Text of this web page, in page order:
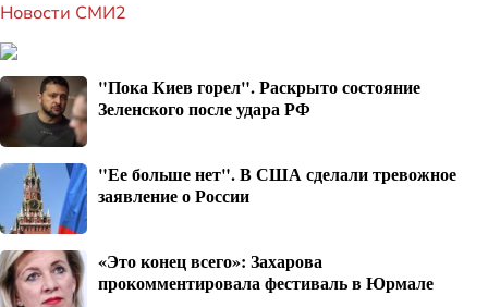
Новости СМИ2
"Пока Киев горел". Раскрыто состояние
Зеленского после удара РФ
"Ее больше нет". В США сделали тревожное
заявление о России
«Это конец всего»: Захарова
прокомментировала фестиваль в Юрмале